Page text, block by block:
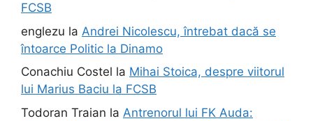
FCSB
englezu la Andrei Nicolescu, întrebat dacă se
întoarce Politic la Dinamo
Conachiu Costel la Mihai Stoica, despre viitorul
lui Marius Baciu la FCSB
Todoran Traian la Antrenorul lui FK Auda: